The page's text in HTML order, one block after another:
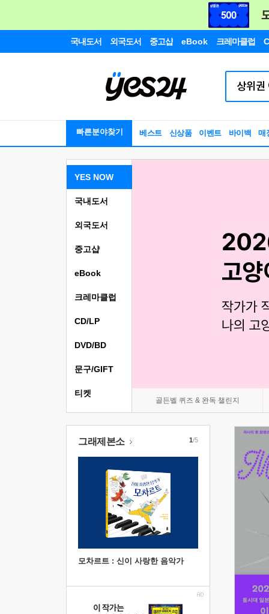
국내도서 외국도서 중고샵 eBook 크레마클럽
빠른분야찾기 베스트 신상품 이벤트 바이백 매
YES NOW
골든벨 퀴즈 & 완독 챌린지
국내도서
외국도서
중고샵
eBook
크레마클럽
CD/LP
DVD/BD
문구/GIFT
티켓
그래제본소
모차르트 : 신이 사랑한 음악가
1/5